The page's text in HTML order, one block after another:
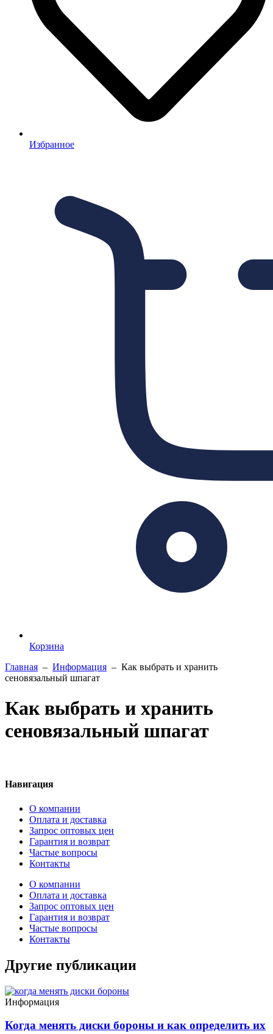
Избранное
Корзина
Главная – Информация – Как выбрать и хранить
сеновязальный шпагат
Как выбрать и хранить
сеновязальный шпагат
Навигация
О компании
Оплата и доставка
Запрос оптовых цен
Гарантия и возврат
Частые вопросы
Контакты
О компании
Оплата и доставка
Запрос оптовых цен
Гарантия и возврат
Частые вопросы
Контакты
Другие публикации
Информация
Когда менять диски бороны и как определить их